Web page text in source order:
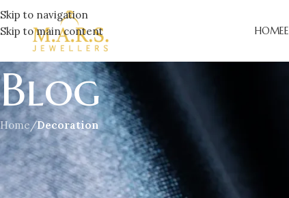
Skip to navigation
Skip to main content
HOME
Blog
Home/Decoration
Exploring
Posted by